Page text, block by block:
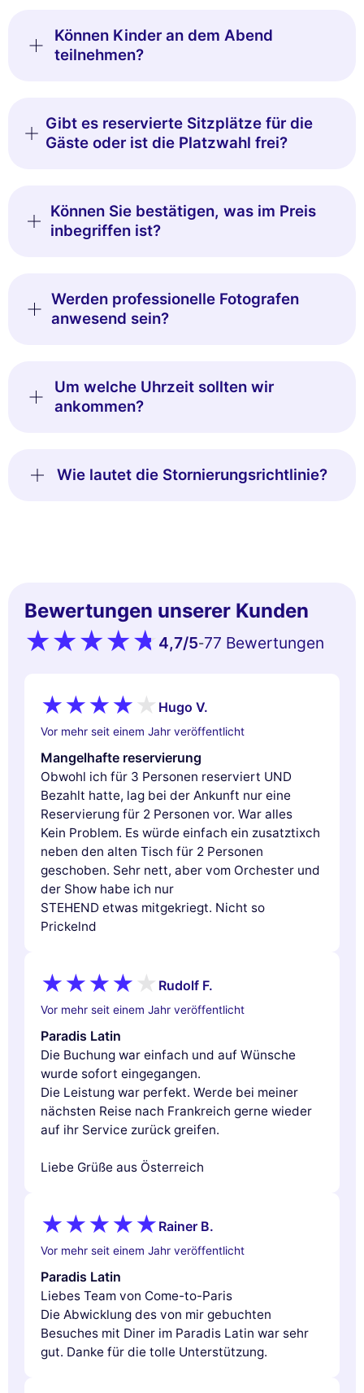
Können Kinder an dem Abend
teilnehmen?
Gibt es reservierte Sitzplätze für die
Gäste oder ist die Platzwahl frei?
Können Sie bestätigen, was im Preis
inbegriffen ist?
Werden professionelle Fotografen
anwesend sein?
Um welche Uhrzeit sollten wir
ankommen?
Wie lautet die Stornierungsrichtlinie?
Bewertungen unserer Kunden
4,7/5-77 Bewertungen
Hugo V.
Vor mehr seit einem Jahr veröffentlicht
Mangelhafte reservierung
Obwohl ich für 3 Personen reserviert UND
Bezahlt hatte, lag bei der Ankunft nur eine
Reservierung für 2 Personen vor. War alles
Kein Problem. Es würde einfach ein zusatztixch
neben den alten Tisch für 2 Personen
geschoben. Sehr nett, aber vom Orchester und
der Show habe ich nur
STEHEND etwas mitgekriegt. Nicht so
Prickelnd
Rudolf F.
Vor mehr seit einem Jahr veröffentlicht
Paradis Latin
Die Buchung war einfach und auf Wünsche
wurde sofort eingegangen.
Die Leistung war perfekt. Werde bei meiner
nächsten Reise nach Frankreich gerne wieder
auf ihr Service zurück greifen.
Liebe Grüße aus Österreich
Rainer B.
Vor mehr seit einem Jahr veröffentlicht
Paradis Latin
Liebes Team von Come-to-Paris
Die Abwicklung des von mir gebuchten
Besuches mit Diner im Paradis Latin war sehr
gut. Danke für die tolle Unterstützung.